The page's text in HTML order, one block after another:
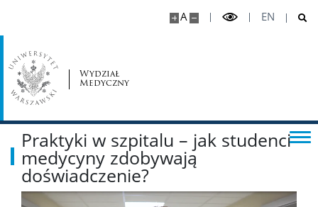
A EN
Wydział
Medyczny
Zasady rekrutacji
Internetowa Rekrutacja Kandydatów
Kalkulator 2026/2027
Biuro ds. Rekrutacji
Praktyki w szpitalu – jak studenci
medycyny zdobywają
doświadczenie?